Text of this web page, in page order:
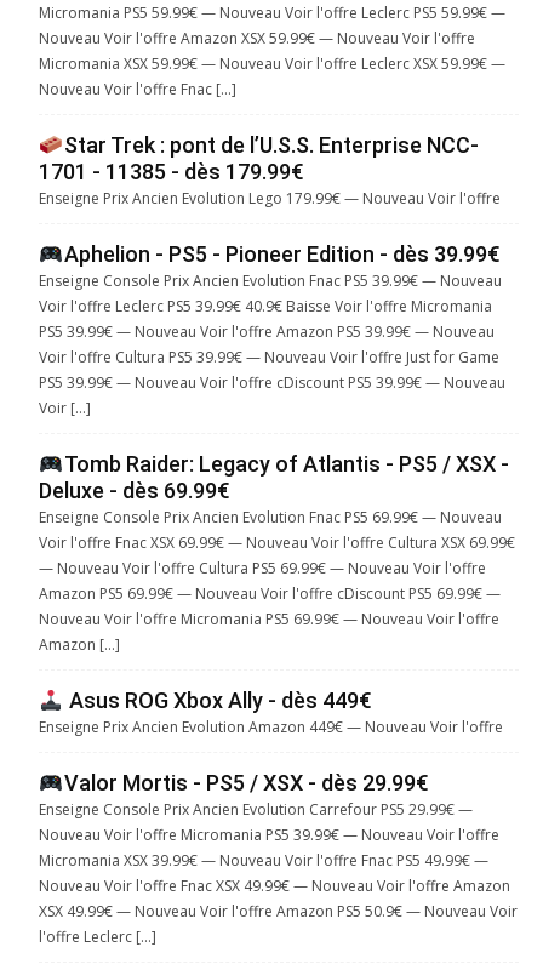
Micromania PS5 59.99€ — Nouveau Voir l'offre Leclerc PS5 59.99€ —
Nouveau Voir l'offre Amazon XSX 59.99€ — Nouveau Voir l'offre
Micromania XSX 59.99€ — Nouveau Voir l'offre Leclerc XSX 59.99€ —
Nouveau Voir l'offre Fnac […]
Star Trek : pont de l’U.S.S. Enterprise NCC-
1701 - 11385 - dès 179.99€
Enseigne Prix Ancien Evolution Lego 179.99€ — Nouveau Voir l'offre
Aphelion - PS5 - Pioneer Edition - dès 39.99€
Enseigne Console Prix Ancien Evolution Fnac PS5 39.99€ — Nouveau
Voir l'offre Leclerc PS5 39.99€ 40.9€ Baisse Voir l'offre Micromania
PS5 39.99€ — Nouveau Voir l'offre Amazon PS5 39.99€ — Nouveau
Voir l'offre Cultura PS5 39.99€ — Nouveau Voir l'offre Just for Game
PS5 39.99€ — Nouveau Voir l'offre cDiscount PS5 39.99€ — Nouveau
Voir […]
Tomb Raider: Legacy of Atlantis - PS5 / XSX -
Deluxe - dès 69.99€
Enseigne Console Prix Ancien Evolution Fnac PS5 69.99€ — Nouveau
Voir l'offre Fnac XSX 69.99€ — Nouveau Voir l'offre Cultura XSX 69.99€
— Nouveau Voir l'offre Cultura PS5 69.99€ — Nouveau Voir l'offre
Amazon PS5 69.99€ — Nouveau Voir l'offre cDiscount PS5 69.99€ —
Nouveau Voir l'offre Micromania PS5 69.99€ — Nouveau Voir l'offre
Amazon […]
Asus ROG Xbox Ally - dès 449€
Enseigne Prix Ancien Evolution Amazon 449€ — Nouveau Voir l'offre
Valor Mortis - PS5 / XSX - dès 29.99€
Enseigne Console Prix Ancien Evolution Carrefour PS5 29.99€ —
Nouveau Voir l'offre Micromania PS5 39.99€ — Nouveau Voir l'offre
Micromania XSX 39.99€ — Nouveau Voir l'offre Fnac PS5 49.99€ —
Nouveau Voir l'offre Fnac XSX 49.99€ — Nouveau Voir l'offre Amazon
XSX 49.99€ — Nouveau Voir l'offre Amazon PS5 50.9€ — Nouveau Voir
l'offre Leclerc […]